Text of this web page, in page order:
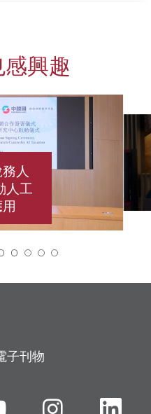
興趣
人
人工
子刊物
YouTube